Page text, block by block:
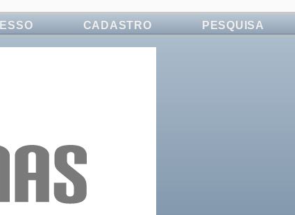
CADASTRO PESQUISA